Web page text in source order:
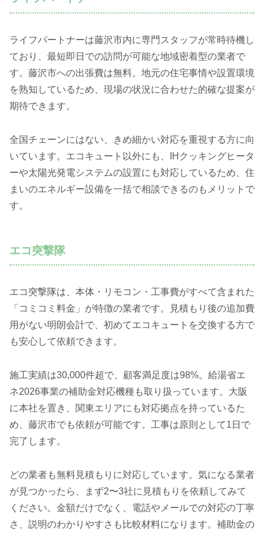
ライフパートナーは藤沢市内に専門スタッフが常時待機し
ており、最短即日での訪問が可能な地域密着型の業者で
す。藤沢市への出張費は無料。地元の住宅事情や設置環境
を熟知しているため、現場の状況に合わせた的確な提案が
期待できます。
全国チェーンにはない、きめ細かい対応を重視する方に向
いています。エコキュート以外にも、IHクッキングヒータ
ーや太陽光発電システムの設置にも対応しているため、住
まいのエネルギー設備を一括で相談できるのもメリットで
す。
エコ突撃隊
エコ突撃隊は、本体・リモコン・工事費がすべて含まれた
「コミコミ料金」が特徴の業者です。見積もり後の追加費
用がない明朗会計で、初めてエコキュートを交換する方で
も安心して依頼できます。
施工実績は30,000件超で、顧客満足度は98%。給湯省エ
ネ2026事業の補助金対応機種も取り扱っています。大阪
に本社を置き、関東エリアにも対応拠点を持っているた
め、藤沢市でも依頼が可能です。工事は原則として1日で
完了します。
どの業者も無料見積もりに対応しています。気になる業者
が見つかったら、まず2〜3社に見積もりを依頼してみて
ください。金額だけでなく、電話やメールでの対応の丁寧
さ、説明のわかりやすさも比較材料になります。補助金の